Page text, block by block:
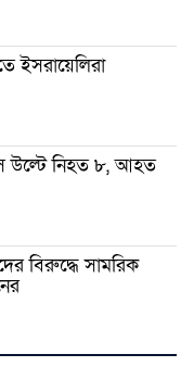
ইসরায়েলিরা
উল্টে নিহত ৮, আহত
বিরুদ্ধে সামরিক